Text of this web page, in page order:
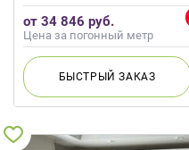
от 34 846 руб.
Цена за погонный метр
БЫСТРЫЙЗАКАЗ